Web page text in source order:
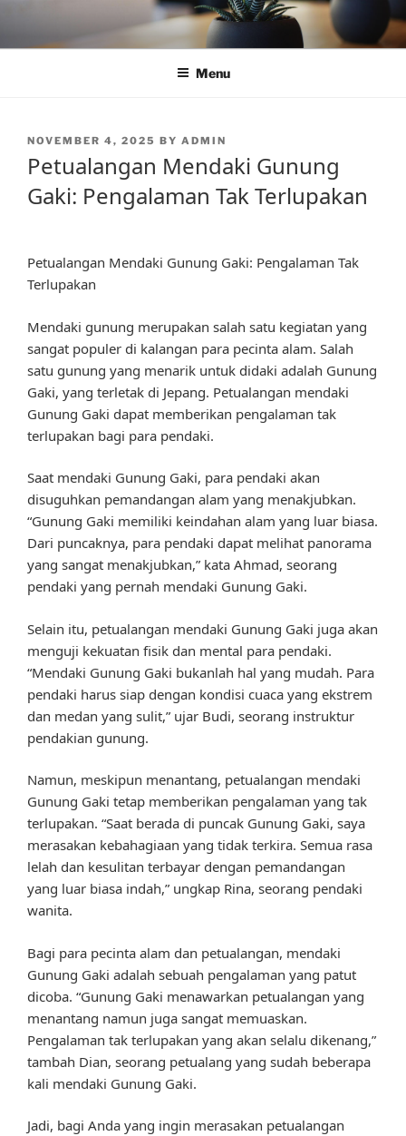
content
Menu
POSTED
NOVEMBER 4, 2025 BY ADMIN
Petualangan Mendaki Gunung
Gaki: Pengalaman Tak Terlupakan
Petualangan Mendaki Gunung Gaki: Pengalaman Tak
Terlupakan
Mendaki gunung merupakan salah satu kegiatan yang
sangat populer di kalangan para pecinta alam. Salah
satu gunung yang menarik untuk didaki adalah Gunung
Gaki, yang terletak di Jepang. Petualangan mendaki
Gunung Gaki dapat memberikan pengalaman tak
terlupakan bagi para pendaki.
Saat mendaki Gunung Gaki, para pendaki akan
disuguhkan pemandangan alam yang menakjubkan.
“Gunung Gaki memiliki keindahan alam yang luar biasa.
Dari puncaknya, para pendaki dapat melihat panorama
yang sangat menakjubkan,” kata Ahmad, seorang
pendaki yang pernah mendaki Gunung Gaki.
Selain itu, petualangan mendaki Gunung Gaki juga akan
menguji kekuatan fisik dan mental para pendaki.
“Mendaki Gunung Gaki bukanlah hal yang mudah. Para
pendaki harus siap dengan kondisi cuaca yang ekstrem
dan medan yang sulit,” ujar Budi, seorang instruktur
pendakian gunung.
Namun, meskipun menantang, petualangan mendaki
Gunung Gaki tetap memberikan pengalaman yang tak
terlupakan. “Saat berada di puncak Gunung Gaki, saya
merasakan kebahagiaan yang tidak terkira. Semua rasa
lelah dan kesulitan terbayar dengan pemandangan
yang luar biasa indah,” ungkap Rina, seorang pendaki
wanita.
Bagi para pecinta alam dan petualangan, mendaki
Gunung Gaki adalah sebuah pengalaman yang patut
dicoba. “Gunung Gaki menawarkan petualangan yang
menantang namun juga sangat memuaskan.
Pengalaman tak terlupakan yang akan selalu dikenang,”
tambah Dian, seorang petualang yang sudah beberapa
kali mendaki Gunung Gaki.
Jadi, bagi Anda yang ingin merasakan petualangan